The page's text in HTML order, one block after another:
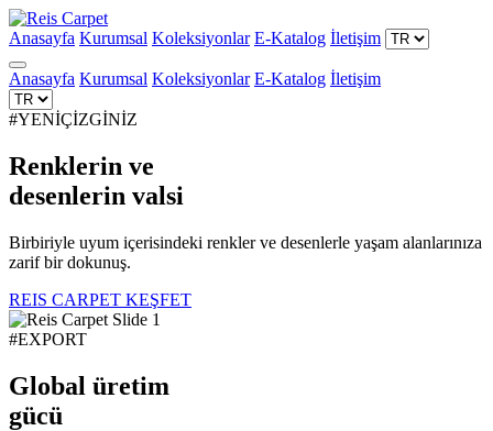
Anasayfa Kurumsal Koleksiyonlar E-Katalog İletişim
Anasayfa Kurumsal Koleksiyonlar E-Katalog İletişim
#YENİÇİZGİNİZ
Renklerin ve
desenlerin valsi
Birbiriyle uyum içerisindeki renkler ve desenlerle yaşam alanlarınıza
zarif bir dokunuş.
REIS CARPET KEŞFET
#EXPORT
Global üretim
gücü